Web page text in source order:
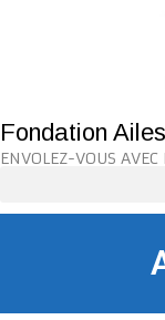
Fondation
ENVOLEZ-VOUS AVEC